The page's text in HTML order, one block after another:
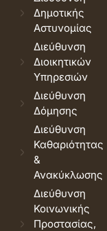
Δημοτικής
Αστυνομίας
Διεύθυνση
Διοικητικών
Υπηρεσιών
Διεύθυνση
Δόμησης
Διεύθυνση
Καθαριότητας
&
Ανακύκλωσης
Διεύθυνση
Κοινωνικής
Προστασίας,